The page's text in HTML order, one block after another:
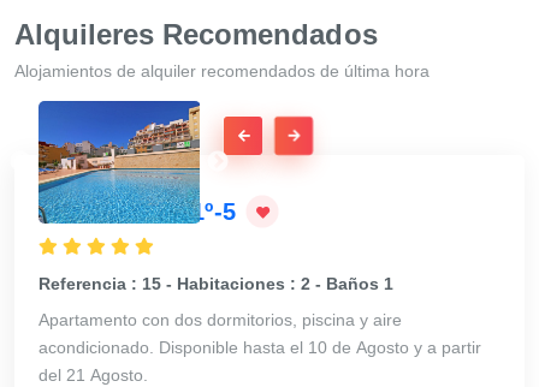
Alquileres Recomendados
Alojamientos de alquiler recomendados de última hora
APOLO IV 4-1º-5
Referencia : 15 - Habitaciones : 2 - Baños 1
Apartamento con dos dormitorios, piscina y aire
acondicionado. Disponible hasta el 10 de Agosto y a partir
del 21 Agosto.